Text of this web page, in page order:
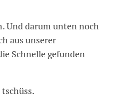
Und darum unten noch
aus unserer
Schnelle gefunden